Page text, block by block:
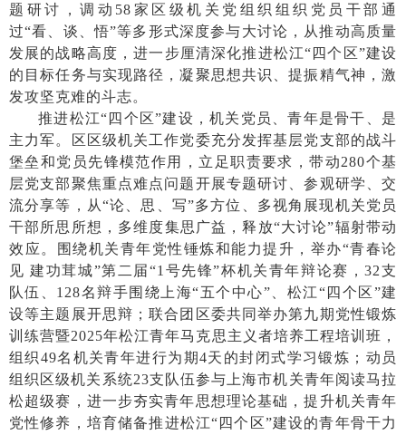
题研讨，调动58家区级机关党组织组织党员干部通
过“看、谈、悟”等多形式深度参与大讨论，从推动高质量
发展的战略高度，进一步厘清深化推进松江“四个区”建设
的目标任务与实现路径，凝聚思想共识、提振精气神，激
发攻坚克难的斗志。
推进松江“四个区”建设，机关党员、青年是骨干、是
主力军。区区级机关工作党委充分发挥基层党支部的战斗
堡垒和党员先锋模范作用，立足职责要求，带动280个基
层党支部聚焦重点难点问题开展专题研讨、参观研学、交
流分享等，从“论、思、写”多方位、多视角展现机关党员
干部所思所想，多维度集思广益，释放“大讨论”辐射带动
效应。围绕机关青年党性锤炼和能力提升，举办“青春论
见 建功茸城”第二届“1号先锋”杯机关青年辩论赛，32支
队伍、128名辩手围绕上海“五个中心”、松江“四个区”建
设等主题展开思辩；联合团区委共同举办第九期党性锻炼
训练营暨2025年松江青年马克思主义者培养工程培训班，
组织49名机关青年进行为期4天的封闭式学习锻炼；动员
组织区级机关系统23支队伍参与上海市机关青年阅读马拉
松超级赛，进一步夯实青年思想理论基础，提升机关青年
党性修养，培育储备推进松江“四个区”建设的青年骨干力